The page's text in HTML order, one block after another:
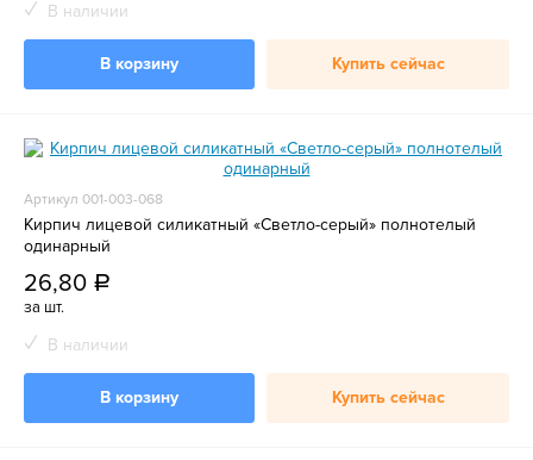
В наличии
В корзину Купить сейчас
Артикул 001-003-068
Кирпич лицевой силикатный «Светло-серый» полнотелый
одинарный
26,80 a
за шт.
В наличии
В корзину Купить сейчас